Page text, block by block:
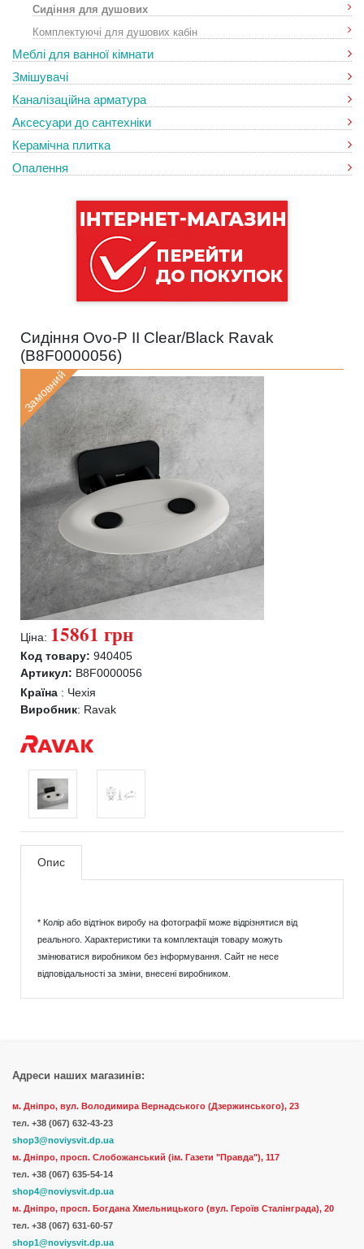
Сидіння для душових
Комплектуючі для душових кабін
Меблі для ванної кімнати
Змішувачі
Каналізаційна арматура
Аксесуари до сантехніки
Керамічна плитка
Опалення
Сидіння Ovo-P II Clear/Black Ravak
(B8F0000056)
Замовний
Ціна: 15861 грн
Код товару: 940405
Артикул: B8F0000056
Країна : Чехія
Виробник: Ravak
Опис
* Колір або відтінок виробу на фотографії може відрізнятися від
реального. Характеристики та комплектація товару можуть
змінюватися виробником без інформування. Сайт не несе
відповідальності за зміни, внесені виробником.
Адреси наших магазинів:
м. Дніпро, вул. Володимира Вернадського (Дзержинського), 23
тел. +38 (067) 632-43-23
shop3@noviysvit.dp.ua
м. Дніпро, просп. Слобожанський (ім. Газети "Правда"), 117
тел. +38 (067) 635-54-14
shop4@noviysvit.dp.ua
м. Дніпро, просп. Богдана Хмельницького (вул. Героїв Сталінграда), 20
тел. +38 (067) 631-60-57
shop1@noviysvit.dp.ua